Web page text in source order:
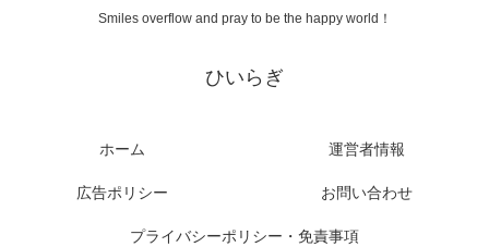
Smiles overflow and pray to be the happy world！
ひいらぎ
ホーム 運営者情報
広告ポリシー お問い合わせ
プライバシーポリシー・免責事項